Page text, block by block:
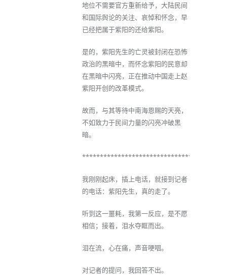
地位不需要官方重新给予，大陆民间
和国际舆论的关注、哀悼和怀念，早
已经把属于紫阳的还给紫阳。
是的，紫阳先生的亡灵被封闭在恐怖
政治的黑暗中，而怀念紫阳的民意却
在黑暗中闪亮，正在推动中国走上赵
紫阳开创的改革模式。
故而，与其等待中南海恩赐的天亮，
不如致力于民间力量的闪亮冲破黑
暗。
我刚刚起床，插上电话，就接到记者
的电话：紫阳先生，真的走了。
听到这一噩耗，我第一反应，是不愿
相信；接着，泪水夺眶而出。
泪在流，心在痛，声音哽咽。
对记者的提问，我回答不出。